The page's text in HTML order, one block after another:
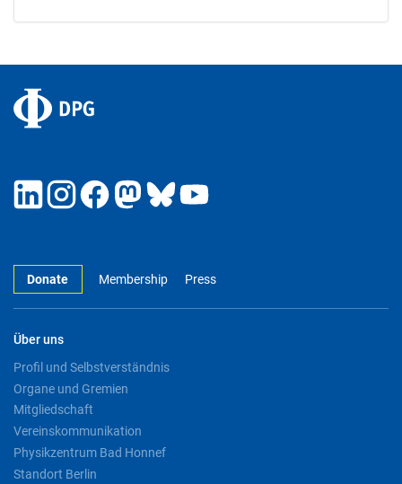
Donate Membership Press
Über uns
Profil und Selbstverständnis
Organe und Gremien
Mitgliedschaft
Vereinskommunikation
Physikzentrum Bad Honnef
Standort Berlin